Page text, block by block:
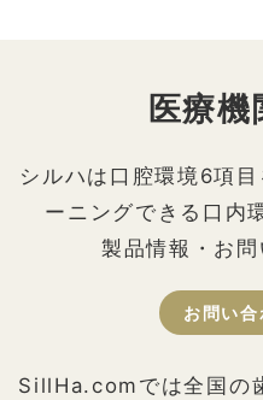
医療
シルハは口腔環境6項
ーニングできる口内
製品情報・お
お問い合
SillHa.comでは全国の